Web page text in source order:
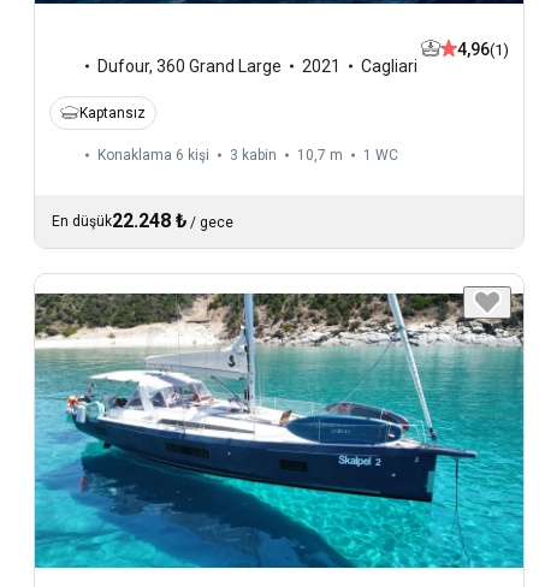
Dufour, 360 Grand Large 2021 Cagliari
4,96(1)
Kaptansız
Konaklama 6 kişi 3 kabin 10,7 m 1 WC
En düşük22.248 ₺ / gece